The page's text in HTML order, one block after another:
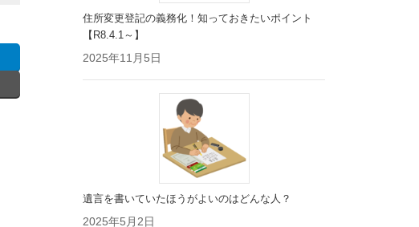
住所変更登記の義務化！知っておきたいポイント
【R8.4.1～】
2025年11月5日
遺言を書いていたほうがよいのはどんな人？
2025年5月2日